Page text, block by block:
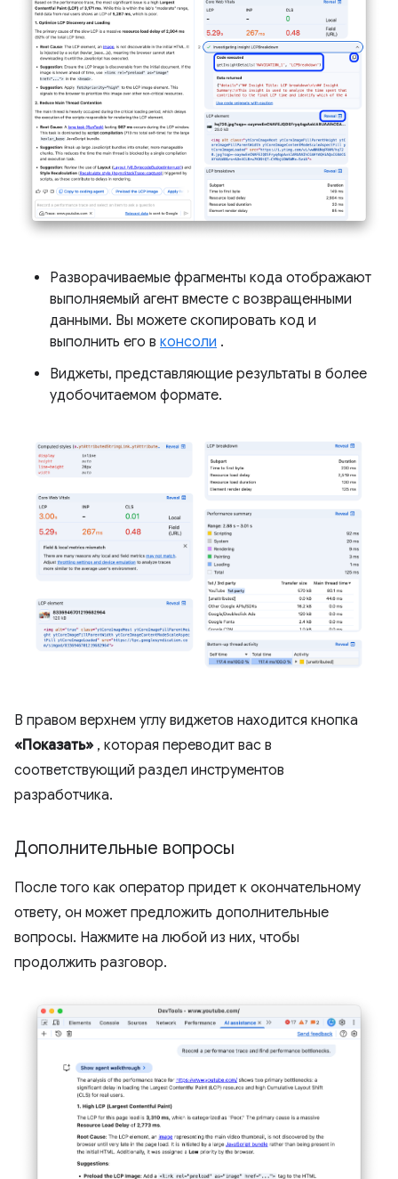
Разворачиваемые фрагменты кода отображают
выполняемый агент вместе с возвращенными
данными. Вы можете скопировать код и
выполнить его в консоли .
Виджеты, представляющие результаты в более
удобочитаемом формате.
В правом верхнем углу виджетов находится кнопка
«Показать» , которая переводит вас в
соответствующий раздел инструментов
разработчика.
Дополнительные вопросы
После того как оператор придет к окончательному
ответу, он может предложить дополнительные
вопросы. Нажмите на любой из них, чтобы
продолжить разговор.